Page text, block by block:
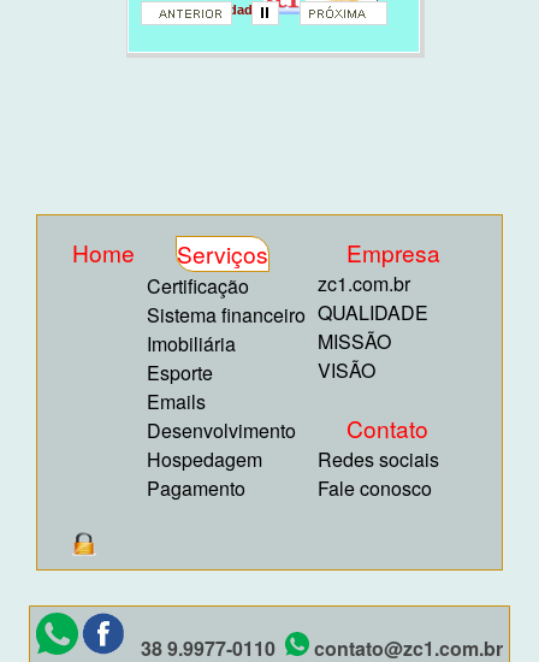
Contabilidade
Home Serviços
Certificação
Sistema financeiro
Imobiliária
Esporte
Emails
Desenvolvimento
Hospedagem
Pagamento
Empresa
zc1.com.br
QUALIDADE
MISSÃO
VISÃO
Contato
Redes sociais
Fale conosco
38 9.9977-0110 contato@zc1.com.br